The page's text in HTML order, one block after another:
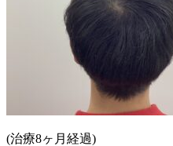
(治療8ヶ月経過)